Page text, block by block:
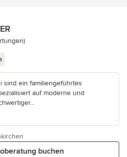
4.9 von 5 Sternen
sind ein familiengeführtes
auf moderne und
buchen